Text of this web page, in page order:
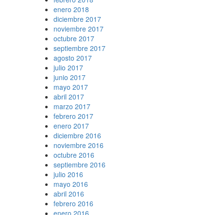
enero 2018
diciembre 2017
noviembre 2017
octubre 2017
septiembre 2017
agosto 2017
julio 2017
junio 2017
mayo 2017
abril 2017
marzo 2017
febrero 2017
enero 2017
diciembre 2016
noviembre 2016
octubre 2016
septiembre 2016
julio 2016
mayo 2016
abril 2016
febrero 2016
enero 2016